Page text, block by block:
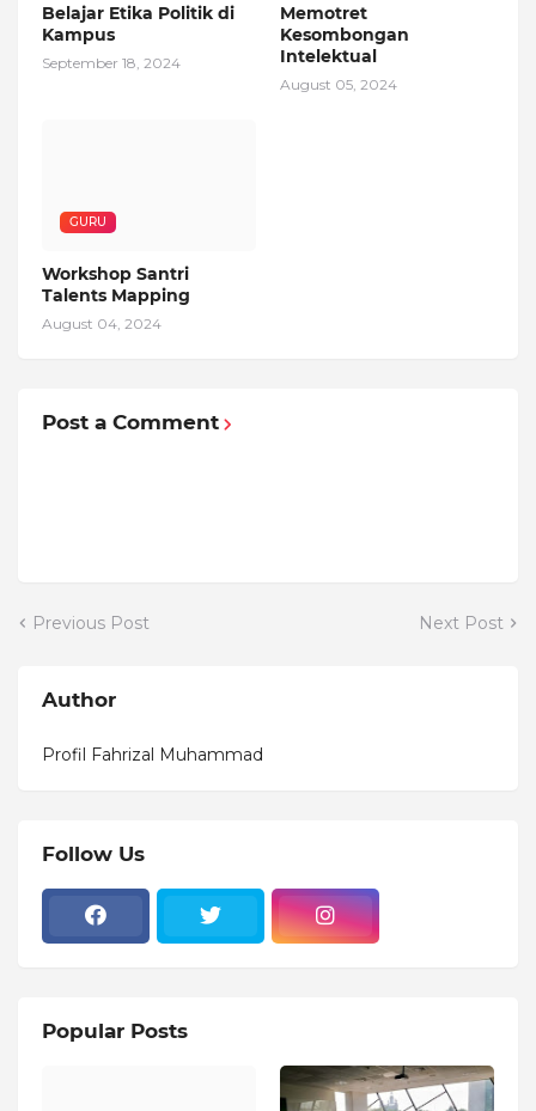
Belajar Etika Politik di
Kampus
September 18, 2024
Memotret
Kesombongan
Intelektual
August 05, 2024
GURU
Workshop Santri
Talents Mapping
August 04, 2024
Post a Comment
Previous Post Next Post
Author
Profil Fahrizal Muhammad
Follow Us
Popular Posts